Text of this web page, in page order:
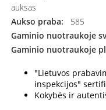
auksas
Aukso praba:
585
Gaminio nuotraukoje
Gaminio nuotraukoje
"Lietuvos
inspekcijos"
Kokybės ir